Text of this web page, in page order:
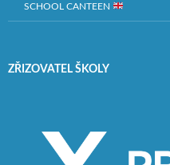
SCHOOL CANTEEN
ZŘIZOVATEL ŠKOLY